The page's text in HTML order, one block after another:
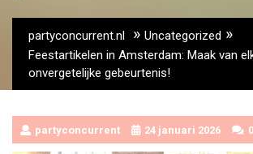
partyconcurrent.nl » Uncategorized »
Feestartikelen in Amsterdam: Maak van
onvergetelijke gebeurtenis!
partyconcurrent 24 januari 2026